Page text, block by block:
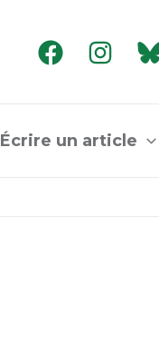
Écrire un article